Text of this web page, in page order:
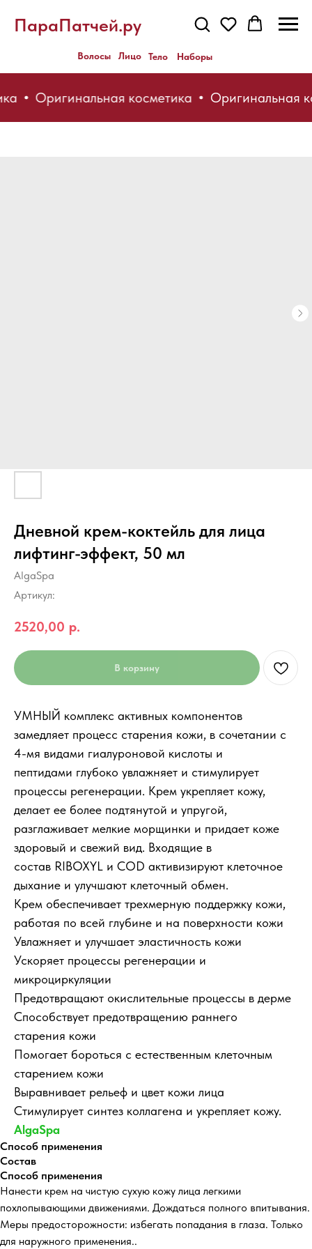
ПараПатчей.ру
Волосы Лицо Тело Наборы
Оригинальная косметика Оригинальная
Дневной крем-коктейль для лица
лифтинг-эффект, 50 мл
AlgaSpa
Артикул:
2520,00 р.
В корзину
УМНЫЙ комплекс активных компонентов
замедляет процесс старения кожи, в сочетании с
4-мя видами гиалуроновой кислоты и
пептидами глубоко увлажняет и стимулирует
процессы регенерации. Крем укрепляет кожу,
делает ее более подтянутой и упругой,
разглаживает мелкие морщинки и придает коже
здоровый и свежий вид. Входящие в
состав RIBOXYL и COD активизируют клеточное
дыхание и улучшают клеточный обмен.
Крем обеспечивает трехмерную поддержку кожи,
работая по всей глубине и на поверхности кожи
Увлажняет и улучшает эластичность кожи
Ускоряет процессы регенерации и
микроциркуляции
Предотвращают окислительные процессы в дерме
Способствует предотвращению раннего
старения кожи
Помогает бороться с естественным клеточным
старением кожи
Выравнивает рельеф и цвет кожи лица
Стимулирует синтез коллагена и укрепляет кожу.
AlgaSpa
Способ применения
Состав
Способ применения
Нанести крем на чистую сухую кожу лица легкими
похлопывающими движениями. Дождаться полного впитывания.
Меры предосторожности: избегать попадания в глаза. Только
для наружного применения..